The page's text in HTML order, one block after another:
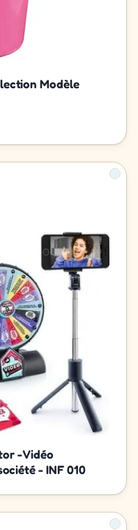
Modèle
- Vidéo
- INF 010